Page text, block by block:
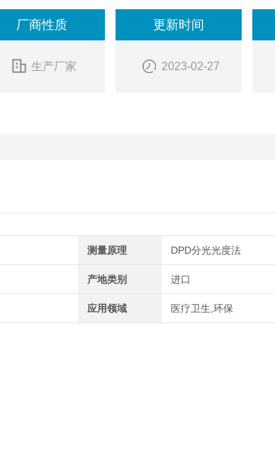
厂商性质
生产厂家
更新时间
2023-02-27
测量原理 DPD分光光度法
产地类别 进口
应用领域 医疗卫生,环保